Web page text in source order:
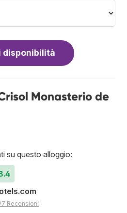
disponibilità
Monasterio de
su questo alloggio:
Recensioni